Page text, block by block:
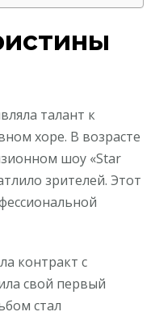
талант к
хоре. В возрасте
шоу «Star
зрителей. Этот
контракт с
свой первый
стал